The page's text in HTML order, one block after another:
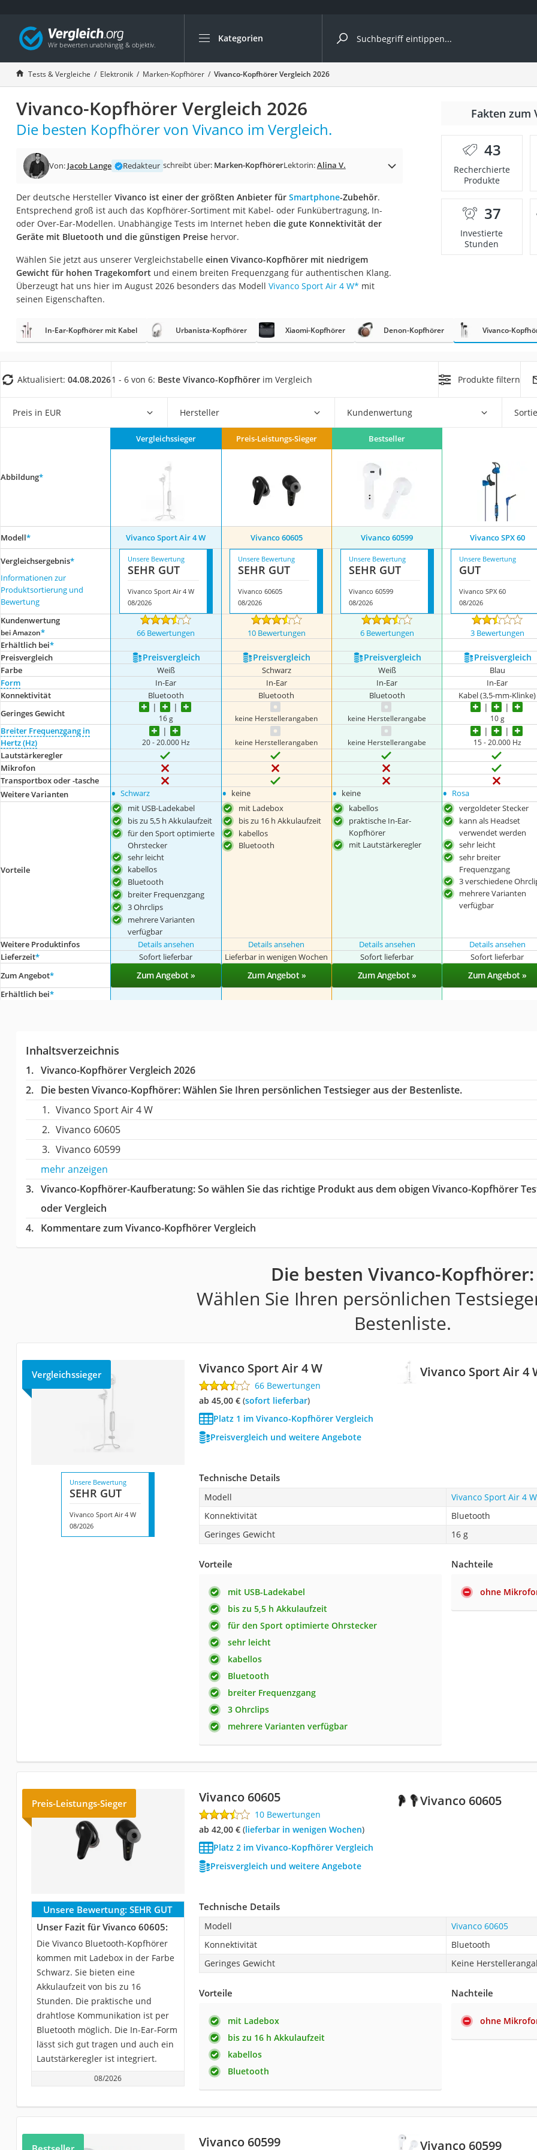
Kategorien
Die beliebtesten Vergleiche nach Kategorie
Elektronik
Powerstation
Monitor 32 Zoll 4K
Fernseher
Desktop-PC
Diascanner
Laser-Multifunktionsdrucker
Powerline-Adapter
Powerstation mit Solarpanel
Gaming-PC
Satellitenschüssel
Schnurloses Telefon
Ladekabel Typ 2 Schuko
Lichtwecker
Acer Aspire
Tests & Vergleiche Elektronik Marken-Kopfhörer Vivanco-Kopfhörer Vergleich 2026
Vivanco-Kopfhörer Vergleich 2026
Die besten Kopfhörer von Vivanco im Vergleich.
Von: Jacob Lange Redakteur schreibt über: Marken-KopfhörerLektorin:Alina V.
Der deutsche Hersteller Vivanco ist einer der größten Anbieter für Smartphone-Zubehör.
Entsprechend groß ist auch das Kopfhörer-Sortiment mit Kabel- oder Funkübertragung, In-
oder Over-Ear-Modellen. Unabhängige Tests im Internet heben die gute Konnektivität der
Geräte mit Bluetooth und die günstigen Preisehervor.
Wählen Sie jetzt aus unserer Vergleichstabelle einen Vivanco-Kopfhörer mit niedrigem
Gewicht für hohen Tragekomfort und einem breiten Frequenzgang für authentischen Klang.
Überzeugt hat uns hier im August 2026 besonders das Modell Vivanco Sport Air 4 W* mit
seinen Eigenschaften.
Fakten zum
43
Recherchierte
Produkte
37
Investierte
Stunden
In-Ear-Kopfhörer mit Kabel Urbanista-Kopfhörer Xiaomi-Kopfhörer Denon-Kopfhörer Vivanco-
Aktualisiert: 04.08.20261 - 6 von 6: Beste Vivanco-Kopfhörer im Vergleich Produkte filtern
Preis in EUR Hersteller Kundenwertung
Abbildung*
Vergleichssieger Preis-Leistungs-Sieger Bestseller
Modell* Vivanco Sport Air 4 W Vivanco 60605 Vivanco 60599 Vivanco SPX 60
Vergleichsergebnis*
Informationen zur
Produktsortierung und
Bewertung
Unsere Bewertung
SEHR GUT
Vivanco Sport Air 4 W
08/2026
Unsere Bewertung
SEHR GUT
Vivanco 60605
08/2026
Unsere Bewertung
SEHR GUT
Vivanco 60599
08/2026
Unsere Bewertung
GUT
Vivanco SPX 60
08/2026
Kundenwertung
bei Amazon* 66 Bewertungen 10 Bewertungen 6 Bewertungen
3 Bewertungen
Erhältlich bei*
Preis­vergleich
Preis­vergleich Preis­vergleich Preis­vergleich Preis­vergleich
Farbe Weiß Schwarz Weiß
Blau
Form
In-Ear In-Ear In-Ear
In-Ear
Konnektivität
Bluetooth Bluetooth Bluetooth
Kabel (3,5-mm-Klinke)
Geringes Gewicht
16 g keine Herstellerangaben keine Herstellerangabe 10 g
Breiter Frequenzgang in
Hertz (Hz)
20 - 20.000 Hz keine Herstellerangaben keine Herstellerangabe 15 - 20.000 Hz
Lautstärkeregler
Mikrofon
Transportbox oder -tasche
Weitere Varianten
• Schwarz • keine • keine • Rosa
Vorteile
mit USB-Ladekabel
bis zu 5,5 h Akkulaufzeit
für den Sport optimierte
Ohrstecker
sehr leicht
kabellos
Bluetooth
breiter Frequenzgang
3 Ohrclips
mehrere Varianten
verfügbar
mit Ladebox
bis zu 16 h Akkulaufzeit
kabellos
Bluetooth
kabellos
praktische In-Ear-
Kopfhörer
mit Lautstärkeregler
vergoldeter Stecker
kann als Headset
verwendet werden
sehr leicht
sehr breiter
Frequenzgang
3 verschiedene
mehrere Varianten
verfügbar
Weitere Produktinfos Details ansehen Details ansehen Details ansehen
Details ansehen
Lieferzeit* Sofort lieferbar Lieferbar in wenigen Wochen Sofort lieferbar
Sofort lieferbar
Zum Angebot* Zum Angebot » Zum Angebot » Zum Angebot » Zum Angebot »
Erhältlich bei*
Inhaltsverzeichnis
Vivanco-Kopfhörer Vergleich 2026
Die besten Vivanco-Kopfhörer:Wählen Sie Ihren persönlichen Testsieger aus der Bestenliste.
Vivanco Sport Air 4 W
Vivanco 60605
Vivanco 60599
mehr anzeigen
Vivanco-Kopfhörer-Kaufberatung: So wählen Sie das richtige Produkt aus dem obigen Vivanco-Kopfhörer
oder Vergleich
Kommentare zum Vivanco-Kopfhörer Vergleich
Die besten Vivanco-Kopfhörer:
Wählen Sie Ihren persönlichen
Bestenliste.
Vivanco Sport Air 4
Vergleichssieger Vivanco Sport Air 4 W
66 Bewertungen
ab 45,00 €( Sofort lieferbar)
Platz 1 im Vivanco-Kopfhörer Vergleich
Preisvergleich und weitere Angebote
Unsere Bewertung
SEHR GUT
Vivanco Sport Air 4 W
08/2026
Technische Details
Modell
Vivanco Sport Air 4 W
Konnektivität
Bluetooth
Geringes Gewicht
16 g
Vorteile
mit USB-Ladekabel
bis zu 5,5 h Akkulaufzeit
für den Sport optimierte Ohrstecker
sehr leicht
kabellos
Bluetooth
breiter Frequenzgang
3 Ohrclips
mehrere Varianten verfügbar
Nachteile
ohne
Vivanco 60605
Preis-Leistungs-Sieger Vivanco 60605
10 Bewertungen
ab 42,00 €( Lieferbar in wenigen Wochen)
Platz 2 im Vivanco-Kopfhörer Vergleich
Preisvergleich und weitere Angebote
Unsere Bewertung: SEHR GUT
Unser Fazit für Vivanco 60605:
Die Vivanco Bluetooth-Kopfhörer
kommen mit Ladebox in der Farbe
Schwarz. Sie bieten eine
Akkulaufzeit von bis zu 16
Stunden. Die praktische und
drahtlose Kommunikation ist per
Bluetooth möglich. Die In-Ear-Form
lässt sich gut tragen und auch ein
Lautstärkeregler ist integriert.
08/2026
Technische Details
Modell
Vivanco 60605
Konnektivität
Bluetooth
Geringes Gewicht
Keine
Vorteile
mit Ladebox
bis zu 16 h Akkulaufzeit
kabellos
Bluetooth
Nachteile
ohne
Vivanco 60599
Vivanco 60599